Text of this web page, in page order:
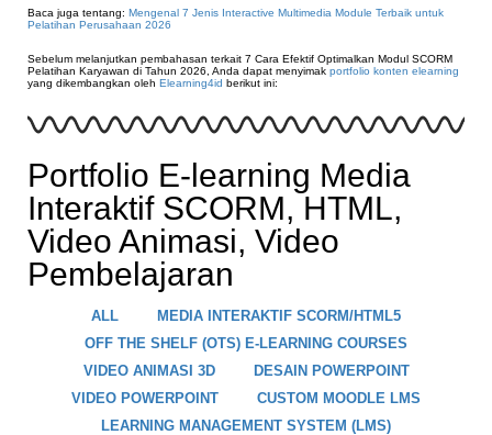
Baca juga tentang: Mengenal 7 Jenis Interactive Multimedia Module Terbaik untuk
Pelatihan Perusahaan 2026
Sebelum melanjutkan pembahasan terkait 7 Cara Efektif Optimalkan Modul SCORM
Pelatihan Karyawan di Tahun 2026, Anda dapat menyimak portfolio konten elearning
yang dikembangkan oleh Elearning4id berikut ini:
Portfolio E-learning Media
Interaktif SCORM, HTML,
Video Animasi, Video
Pembelajaran
ALL
MEDIA INTERAKTIF SCORM/HTML5
OFF THE SHELF (OTS) E-LEARNING COURSES
VIDEO ANIMASI 3D
DESAIN POWERPOINT
VIDEO POWERPOINT
CUSTOM MOODLE LMS
LEARNING MANAGEMENT SYSTEM (LMS)